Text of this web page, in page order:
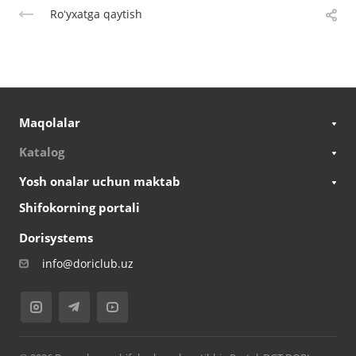
Roʻyxatga qaytish
Maqolalar
Katalog
Yosh onalar uchun maktab
Shifokorning portali
Dorisystems
info@doriclub.uz